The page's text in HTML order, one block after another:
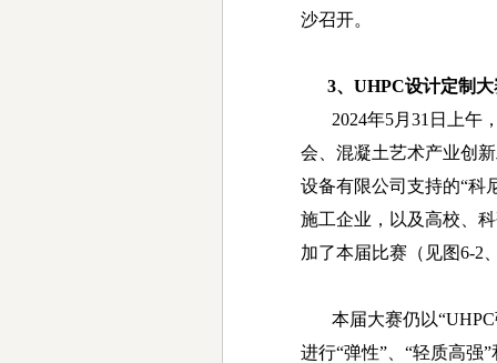
沙召开。
3、 UHPC设计定制大
2024年5月 31 日上午
会、混凝土艺术产业创
设备有限公司支持的“科
施工企业，以及高校、
加了本届比赛 （见图6-2
本届大赛仍以“UHPC
进行“弹性” “轻质高强”